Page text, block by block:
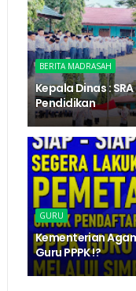
BERITA MADRASAH
Kepala Dinas :
Pendidikan
GURU
Kementerian
Guru PPPK !?